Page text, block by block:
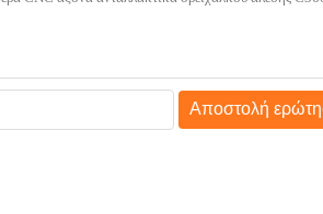
Αποστολή